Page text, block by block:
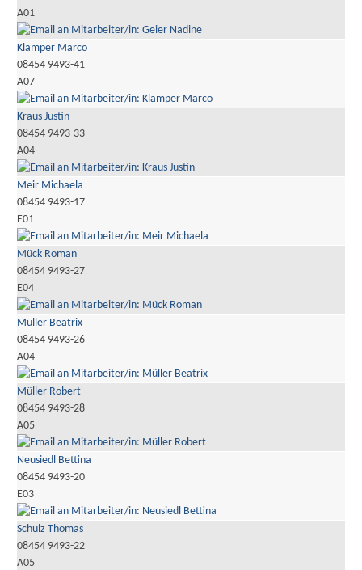
A01
Klamper Marco
08454 9493-41
A07
Kraus Justin
08454 9493-33
A04
Meir Michaela
08454 9493-17
E01
Mück Roman
08454 9493-27
E04
Müller Beatrix
08454 9493-26
A04
Müller Robert
08454 9493-28
A05
Neusiedl Bettina
08454 9493-20
E03
Schulz Thomas
08454 9493-22
A05